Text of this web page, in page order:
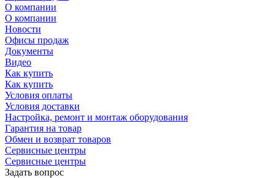
О компании
О компании
Новости
Офисы продаж
Документы
Видео
Как купить
Как купить
Условия оплаты
Условия доставки
Настройка, ремонт и монтаж оборудования
Гарантия на товар
Обмен и возврат товаров
Сервисные центры
Сервисные центры
Задать вопрос